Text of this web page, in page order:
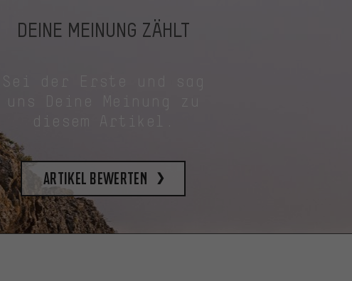
DEINE MEINUNG ZÄHLT
diesem Artikel.
Artikel bewerten